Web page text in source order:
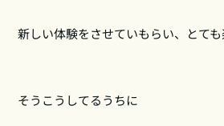
新しい体験をさせていもらい、とても
そうこうしてるうちに